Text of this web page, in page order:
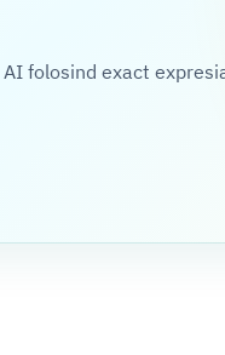
folosind exact